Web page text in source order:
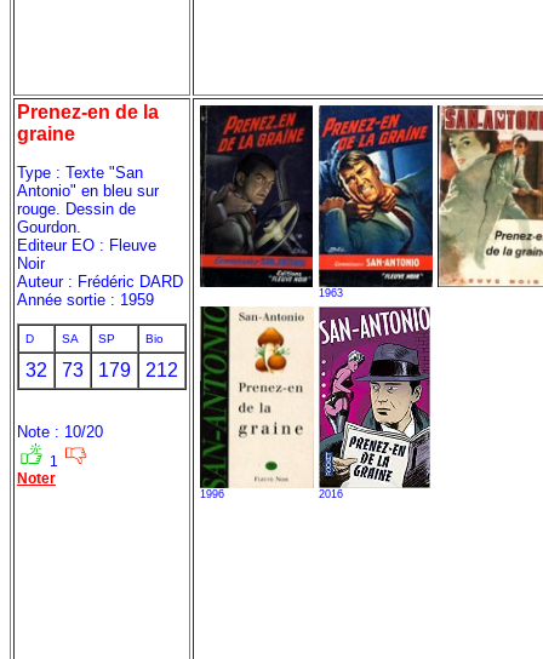
Prenez-en de la
graine
Type : Texte "San
Antonio" en bleu sur
rouge. Dessin de
Gourdon.
Editeur EO : Fleuve
Noir
Auteur : Frédéric DARD
Année sortie : 1959
D SA SP Bio
32 73 179 212
Note : 10/20
1
Noter
1963
1996 2016